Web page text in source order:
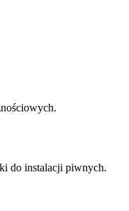
do instalacji piwnych.